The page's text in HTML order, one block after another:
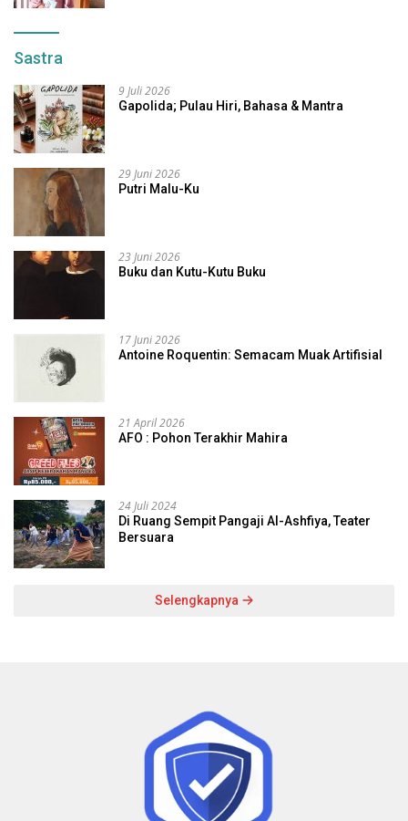
Sastra
9 Juli 2026
Gapolida; Pulau Hiri, Bahasa & Mantra
29 Juni 2026
Putri Malu-Ku
23 Juni 2026
Buku dan Kutu-Kutu Buku
17 Juni 2026
Antoine Roquentin: Semacam Muak Artifisial
21 April 2026
AFO : Pohon Terakhir Mahira
24 Juli 2024
Di Ruang Sempit Pangaji Al-Ashfiya, Teater
Bersuara
Selengkapnya